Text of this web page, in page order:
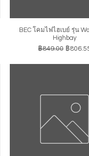
ดูข้อมูลด่วน
BEC โคมไฟไฮเบย์ รุ่น
Highbay
ราคาปกติ
฿849.00 ราคาข
฿